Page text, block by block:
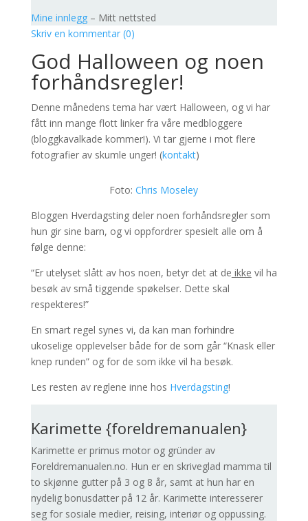
Mine innlegg– Mitt nettsted
Skriv en kommentar (0)
God Halloween og noen
forhåndsregler!
Denne månedens tema har vært Halloween, og vi har
fått inn mange flott linker fra våre medbloggere
(bloggkavalkade kommer!). Vi tar gjerne i mot flere
fotografier av skumle unger! (kontakt)
Foto:Chris Moseley
Bloggen Hverdagsting deler noen forhåndsregler som
hun gir sine barn, og vi oppfordrer spesielt alle om å
følge denne:
“Er utelyset slått av hos noen, betyr det at de ikke vil ha
besøk av små tiggende spøkelser. Dette skal
respekteres!”
En smart regel synes vi, da kan man forhindre
ukoselige opplevelser både for de som går “Knask eller
knep runden” og for de som ikke vil ha besøk.
Les resten av reglene inne hos Hverdagsting!
Karimette {foreldremanualen}
Karimette er primus motor og gründer av
Foreldremanualen.no. Hun er en skriveglad mamma til
to skjønne gutter på 3 og 8 år, samt at hun har en
nydelig bonusdatter på 12 år. Karimette interesserer
seg for sosiale medier, reising, interiør og oppussing.